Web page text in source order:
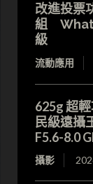
改進投票
組
級
流動應用
625g 超
民級遠攝
F5.6-8.0
攝影